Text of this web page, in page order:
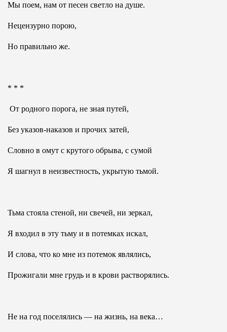
Мы поем, нам от песен светло на душе.
Нецензурно порою,
Но правильно же.
* * *
От родного порога, не зная путей,
Без указов-наказов и прочих затей,
Словно в омут с крутого обрыва, с сумой
Я шагнул в неизвестность, укрытую тьмой.
Тьма стояла стеной, ни свечей, ни зеркал,
Я входил в эту тьму и в потемках искал,
И слова, что ко мне из потемок являлись,
Прожигали мне грудь и в крови растворялись.
Не на год поселялись — на жизнь, на века…